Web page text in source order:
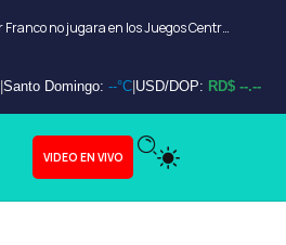
Wander Franco no jugara en los Juegos Centroamericanos y de el Caribe Santo Domingo 2026
Santo Domingo: --°C| USD/DOP: RD$ --.--
VIDEO EN VIVO